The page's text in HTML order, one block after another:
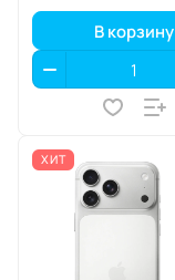
В корзину
ХИТ